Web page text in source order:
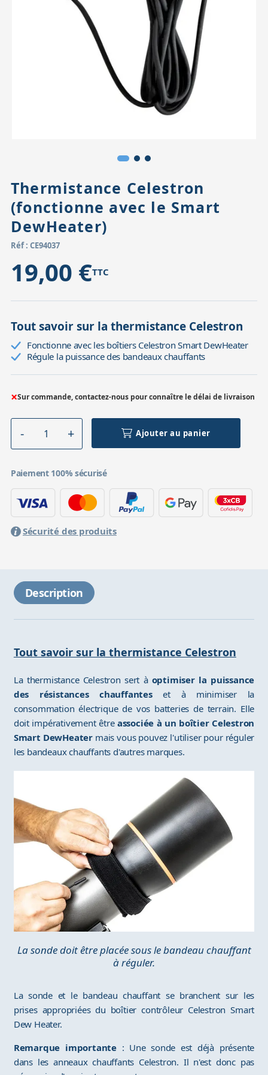
Accessoires pour montures
Têtes
Pièces détachées
Thermistance Celestron
(fonctionne avec le Smart
DewHeater)
Réf : CE94037
19,00 €TTC
Tout savoir sur la thermistance Celestron
Fonctionne avec les boîtiers Celestron Smart DewHeater
Régule la puissance des bandeaux chauffants
×Sur commande, contactez-nous pour connaître le délai de livraison
Ajouter au panier
Paiement 100% sécurisé
Sécurité des produits
Description
Tout savoir sur la thermistance Celestron
La thermistance Celestron sert à optimiser la puissance
des résistances chauffanteset à minimiser la
consommation électrique de vos batteries de terrain. Elle
doit impérativement être associée à un boîtier Celestron
Smart DewHeater mais vous pouvez l'utiliser pour réguler
les bandeaux chauffants d'autres marques.
La sonde doit être placée sous le bandeau chauffant
à réguler.
La sonde et le bandeau chauffant se branchent sur les
prises appropriées du boîtier contrôleur Celestron Smart
Dew Heater.
Remarque importante: Une sonde est déjà présente
dans les anneaux chauffants Celestron. Il n'est donc pas